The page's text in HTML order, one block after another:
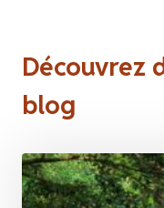
Découvrez
blog